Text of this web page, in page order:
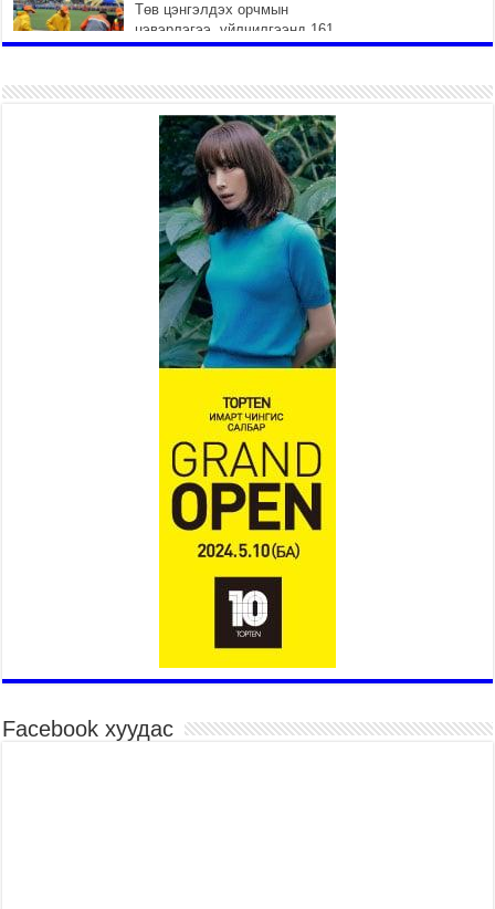
Төв цэнгэлдэх орчмын
цэвэрлэгээ, үйлчилгээнд 161
ажилтан, 27 техниктэй
2026 оны 7 сар 15 / 11 цаг 22 минут
Наадмын амралтын өдрүүдэд
нийслэлийн эрүүл мэндийн
байгууллагууд дараах
хуваарийн дагуу ажиллана
2026 оны 7 сар 15 / 11 цаг 18 минут
Үндэсний их баяр наадам
эхэллээ
2026 оны 7 сар 15 / 11 цаг 14 минут
Үер усны аюулаас сэргийлж, нийслэлийн Онцгой
байдлын газрын 162 алба хаагч үүрэг гүйцэтгэж
2026 оны 7 сар 15 / 11 цаг 07 минут
Үндэсний их сурын харваанд 850 харваач цэц
2026 оны 7 сар 15 / 11 цаг 03 минут
Төв цэнгэлдэхийн эргэн тойронд
2026 оны 7 сар 15 / 10 цаг 58 минут
Үндэсний их баяр наадмын шагайн харваа
насанд хүрэгчдийн багийн харваагаар
Үндэсний их баяр наадмын хүчит бөхийн
Facebook хуудас